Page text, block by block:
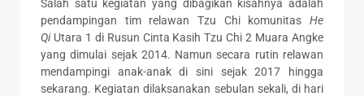
Salah satu kegiatan yang dibagikan kisahnya adalah
pendampingan tim relawan Tzu Chi komunitas He
QiUtara 1 di Rusun Cinta Kasih Tzu Chi 2 Muara Angke
yang dimulai sejak 2014. Namun secara rutin relawan
mendampingi anak-anak di sini sejak 2017 hingga
sekarang. Kegiatan dilaksanakan sebulan sekali, di hari